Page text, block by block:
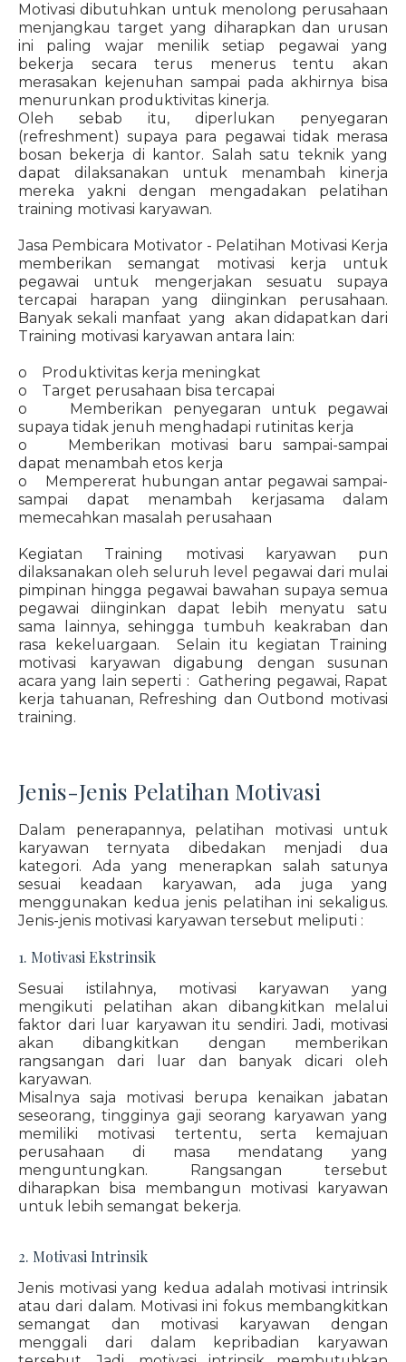
Motivasi dibutuhkan untuk menolong perusahaan
menjangkau target yang diharapkan dan urusan
ini paling wajar menilik setiap pegawai yang
bekerja secara terus menerus tentu akan
merasakan kejenuhan sampai pada akhirnya bisa
menurunkan produktivitas kinerja.
Oleh sebab itu, diperlukan penyegaran
(refreshment) supaya para pegawai tidak merasa
bosan bekerja di kantor. Salah satu teknik yang
dapat dilaksanakan untuk menambah kinerja
mereka yakni dengan mengadakan pelatihan
training motivasi karyawan.
Jasa Pembicara Motivator - Pelatihan Motivasi Kerja
memberikan semangat motivasi kerja untuk
pegawai untuk mengerjakan sesuatu supaya
tercapai harapan yang diinginkan perusahaan.
Banyak sekali manfaat yang akan didapatkan dari
Training motivasi karyawan antara lain:
o Produktivitas kerja meningkat
o Target perusahaan bisa tercapai
o Memberikan penyegaran untuk pegawai
supaya tidak jenuh menghadapi rutinitas kerja
o Memberikan motivasi baru sampai-sampai
dapat menambah etos kerja
o Mempererat hubungan antar pegawai sampai-
sampai dapat menambah kerjasama dalam
memecahkan masalah perusahaan
Kegiatan Training motivasi karyawan pun
dilaksanakan oleh seluruh level pegawai dari mulai
pimpinan hingga pegawai bawahan supaya semua
pegawai diinginkan dapat lebih menyatu satu
sama lainnya, sehingga tumbuh keakraban dan
rasa kekeluargaan. Selain itu kegiatan Training
motivasi karyawan digabung dengan susunan
acara yang lain seperti : Gathering pegawai, Rapat
kerja tahuanan, Refreshing dan Outbond motivasi
training.
Jenis-Jenis Pelatihan Motivasi
Dalam penerapannya, pelatihan motivasi untuk
karyawan ternyata dibedakan menjadi dua
kategori. Ada yang menerapkan salah satunya
sesuai keadaan karyawan, ada juga yang
menggunakan kedua jenis pelatihan ini sekaligus.
Jenis-jenis motivasi karyawan tersebut meliputi :
1. Motivasi Ekstrinsik
Sesuai istilahnya, motivasi karyawan yang
mengikuti pelatihan akan dibangkitkan melalui
faktor dari luar karyawan itu sendiri. Jadi, motivasi
akan dibangkitkan dengan memberikan
rangsangan dari luar dan banyak dicari oleh
karyawan.
Misalnya saja motivasi berupa kenaikan jabatan
seseorang, tingginya gaji seorang karyawan yang
memiliki motivasi tertentu, serta kemajuan
perusahaan di masa mendatang yang
menguntungkan. Rangsangan tersebut
diharapkan bisa membangun motivasi karyawan
untuk lebih semangat bekerja.
2. Motivasi Intrinsik
Jenis motivasi yang kedua adalah motivasi intrinsik
atau dari dalam. Motivasi ini fokus membangkitkan
semangat dan motivasi karyawan dengan
menggali dari dalam kepribadian karyawan